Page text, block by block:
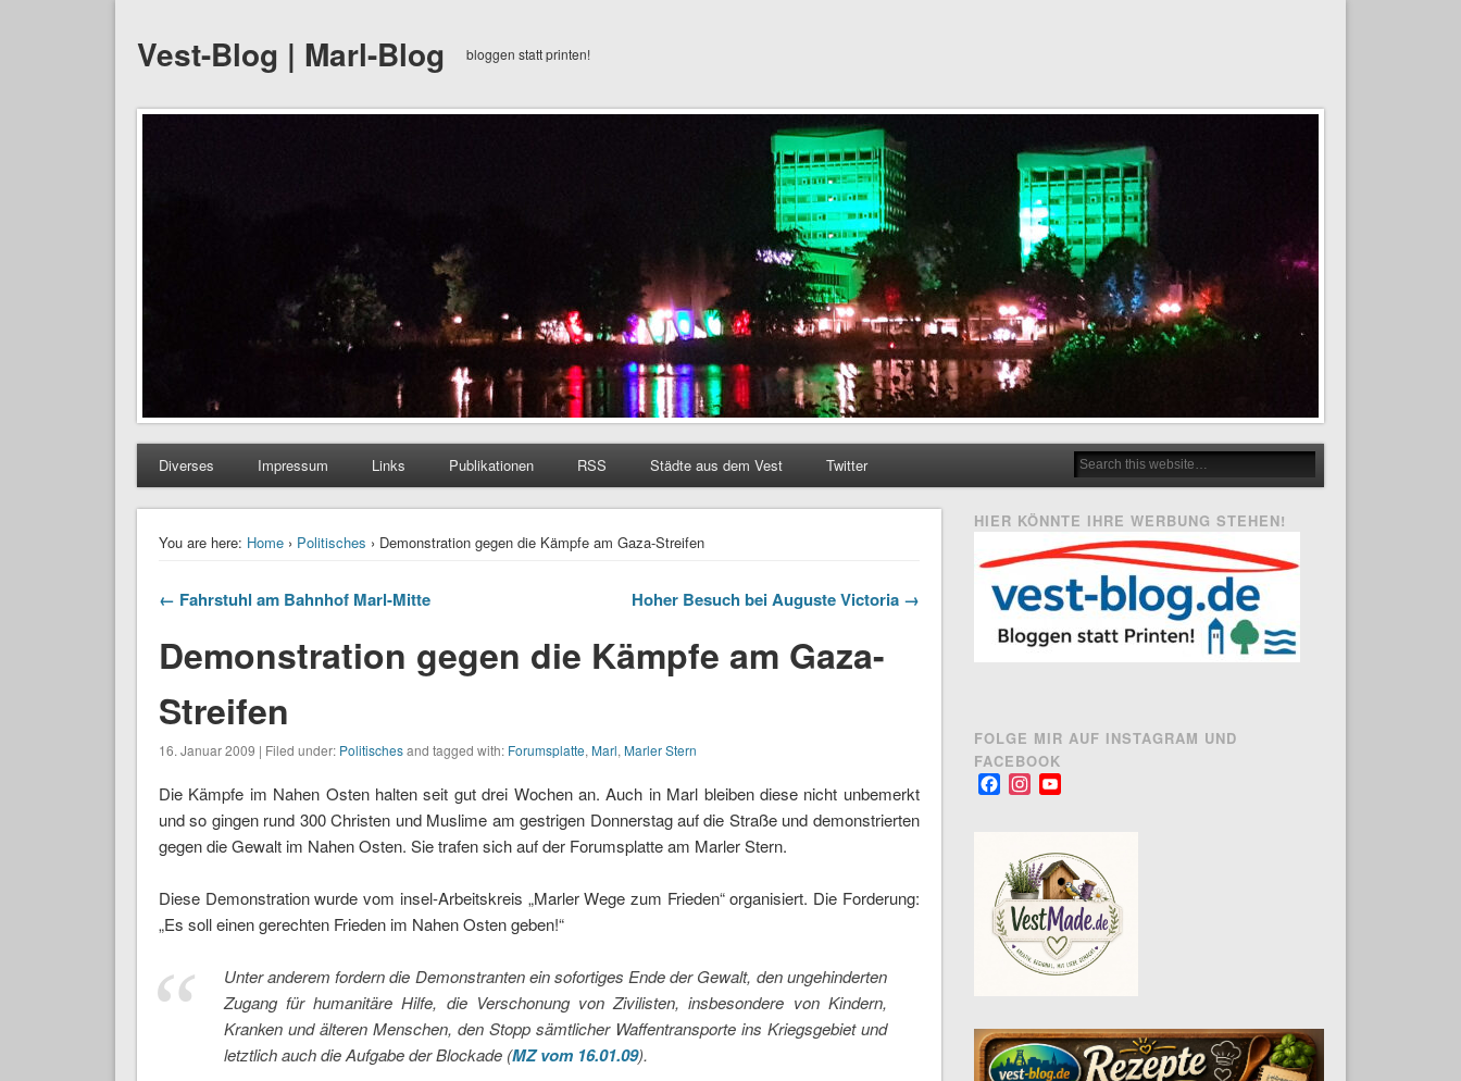
Vest-Blog | Marl-Blog bloggen statt printen!
Diverses Impressum Links Publikationen RSS Städte aus dem Vest Twitter
You are here: Home› Politisches › Demonstration gegen die Kämpfe am Gaza-Streifen
← Fahrstuhl am Bahnhof Marl-Mitte Hoher Besuch bei Auguste Victoria →
Demonstration gegen die Kämpfe am Gaza-
Streifen
16. Januar 2009 | Filed under: Politischesand tagged with: Forumsplatte, Marl, Marler Stern
Die Kämpfe im Nahen Osten halten seit gut drei Wochen an. Auch in Marl bleiben diese nicht unbemerkt
und so gingen rund 300 Christen und Muslime am gestrigen Donnerstag auf die Straße und demonstrierten
gegen die Gewalt im Nahen Osten. Sie trafen sich auf der Forumsplatte am Marler Stern.
Diese Demonstration wurde vom insel-Arbeitskreis „Marler Wege zum Frieden“ organisiert. Die Forderung:
„Es soll einen gerechten Frieden im Nahen Osten geben!“
Unter anderem fordern die Demonstranten ein sofortiges Ende der Gewalt, den ungehinderten
Zugang für humanitäre Hilfe, die Verschonung von Zivilisten, insbesondere von Kindern,
Kranken und älteren Menschen, den Stopp sämtlicher Waffentransporte ins Kriegsgebiet und
letztlich auch die Aufgabe der Blockade (MZ vom 16.01.09).
HIER KÖNNTE IHRE WERBUNG STEHEN!
FOLGE MIR AUF INSTAGRAM UND
FACEBOOK
FacebookInstagram